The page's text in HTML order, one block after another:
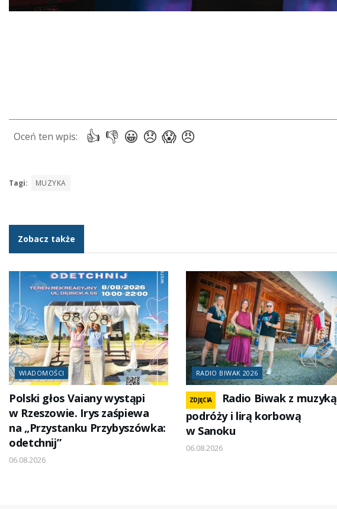
Tagi: MUZYKA
Zobacz także
WIADOMOŚCI
Polski głos Vaiany wystąpi
w Rzeszowie. Irys zaśpiewa
na „Przystanku Przybyszówka:
odetchnij”
06.08.2026
RADIO BIWAK 2026
ZDJĘCIA
Radio Biwak z muzyką
podróży i lirą korbową
w Sanoku
06.08.2026